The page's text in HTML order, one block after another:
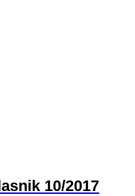
10/2017